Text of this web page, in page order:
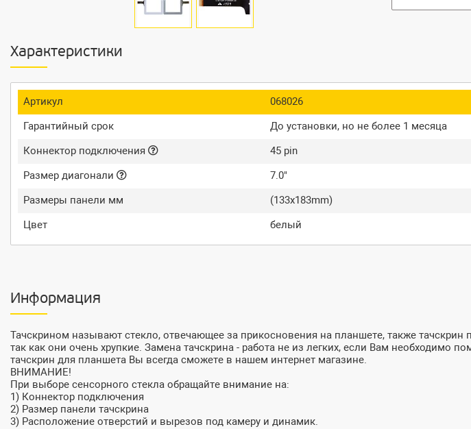
Характеристики
Артикул
068026
Гарантийный срок
До установки, но не более 1 месяца
Коннектор подключения
45 pin
Размер диагонали
7.0"
Размеры панели мм
(133x183mm)
Цвет
белый
Информация
Тачскрином называют стекло, отвечающее за прикосновения на планшете, также
так как они очень хрупкие. Замена тачскрина - работа не из легких, если Вам необходимо
тачскрин для планшета Вы всегда сможете в нашем интернет магазине.
ВНИМАНИЕ!
При выборе сенсорного стекла обращайте внимание на:
1) Коннектор подключения
2) Размер панели тачскрина
3) Расположение отверстий и вырезов под камеру и динамик.